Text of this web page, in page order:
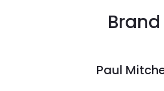
Brand
Paul